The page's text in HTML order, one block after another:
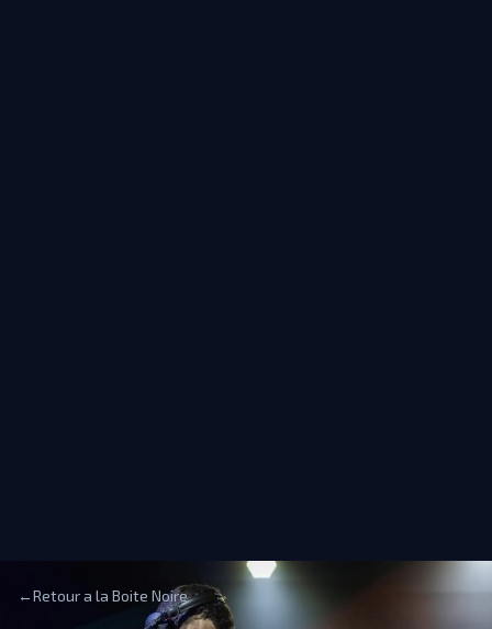
←Retour a la Boite Noire